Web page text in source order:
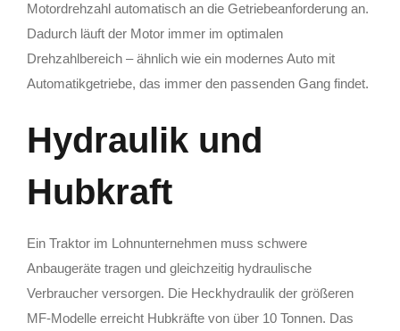
Motordrehzahl automatisch an die Getriebeanforderung an.
Dadurch läuft der Motor immer im optimalen
Drehzahlbereich – ähnlich wie ein modernes Auto mit
Automatikgetriebe, das immer den passenden Gang findet.
Hydraulik und
Hubkraft
Ein Traktor im Lohnunternehmen muss schwere
Anbaugeräte tragen und gleichzeitig hydraulische
Verbraucher versorgen. Die Heckhydraulik der größeren
MF-Modelle erreicht Hubkräfte von über 10 Tonnen. Das